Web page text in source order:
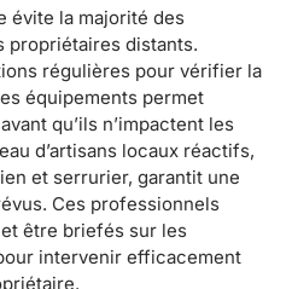
évite la majorité des
propriétaires distants.
régulières pour vérifier la
équipements permet
qu’ils n’impactent les
d’artisans locaux réactifs,
et serrurier, garantit une
Ces professionnels
être briefés sur les
intervenir efficacement